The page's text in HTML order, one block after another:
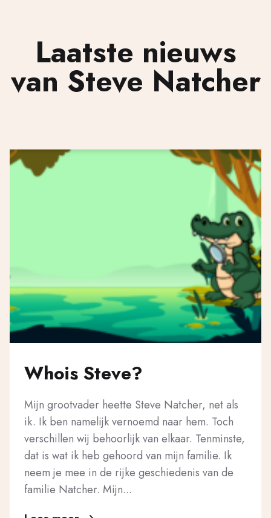
Laatste nieuws
van Steve Natcher
Whois Steve?
Mijn grootvader heette Steve Natcher, net als
ik. Ik ben namelijk vernoemd naar hem. Toch
verschillen wij behoorlijk van elkaar. Tenminste,
dat is wat ik heb gehoord van mijn familie. Ik
neem je mee in de rijke geschiedenis van de
familie Natcher. Mijn...